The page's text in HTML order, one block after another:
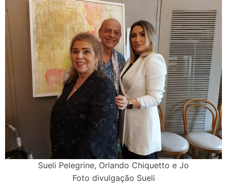
Sueli Pelegrine, Orlando Chiquetto e Jo
Foto divulgação Sueli